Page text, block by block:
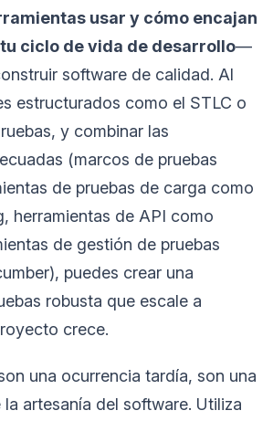
usar y cómo encajan
ciclo de vida de desarrollo—
software de calidad. Al
estructurados como el STLC o
y combinar las
(marcos de pruebas
de pruebas de carga como
herramientas de API como
de gestión de pruebas
puedes crear una
robusta que escale a
crece.
una ocurrencia tardía, son una
artesanía del software. Utiliza